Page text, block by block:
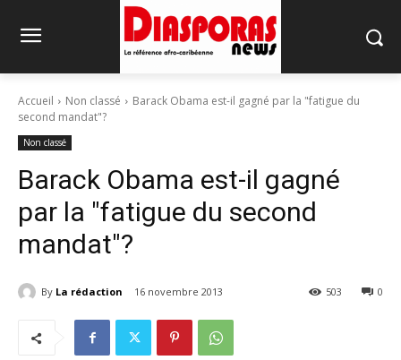
Accueil Non classé
Barack Obama est-il gagné par la "fatigue du
second mandat"?
Non classé
Barack Obama est-il gagné
par la "fatigue du second
mandat"?
By La rédaction 16 novembre 2013 0
503